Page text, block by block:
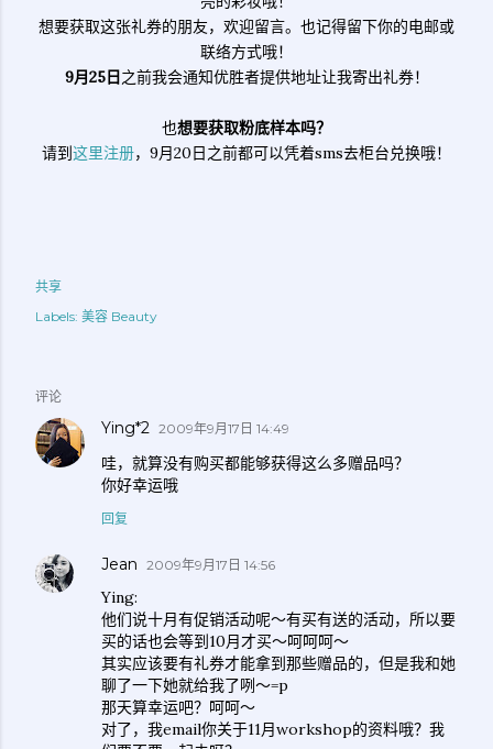
想要获取这张礼券的朋友，欢迎留言。也记得留下你的电邮或
联络方式哦！
9月25日之前我会通知优胜者提供地址让我寄出礼券！
也想要获取粉底样本吗？
请到这里注册，9月20日之前都可以凭着sms去柜台兑换哦！
共享
Labels: 美容 Beauty
评论
Ying*2 2009年9月17日 14:49
哇，就算没有购买都能够获得这么多赠品吗？
你好幸运哦
回复
Jean 2009年9月17日 14:56
Ying:
他们说十月有促销活动呢～有买有送的活动，所以要
买的话也会等到10月才买～呵呵呵～
其实应该要有礼券才能拿到那些赠品的，但是我和她
聊了一下她就给我了咧～=p
那天算幸运吧？呵呵～
对了，我email你关于11月workshop的资料哦？我